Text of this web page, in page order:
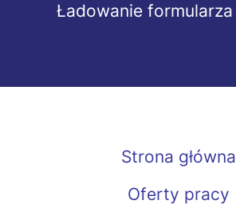
Ładowanie
Strona główna
Oferty pracy